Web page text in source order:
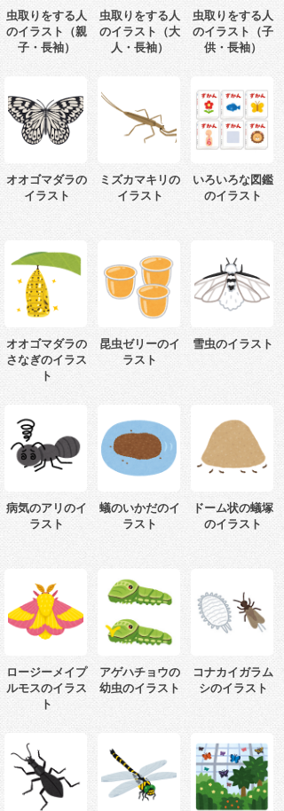
虫取りをする人
のイラスト（親
子・長袖）
虫取りをする人
のイラスト（大
人・長袖）
虫取りをする人
のイラスト（子
供・長袖）
オオゴマダラの
イラスト
ミズカマキリの
イラスト
いろいろな図鑑
のイラスト
オオゴマダラの
さなぎのイラス
ト
昆虫ゼリーのイ
ラスト
雪虫のイラスト
病気のアリのイ
ラスト
蟻のいかだのイ
ラスト
ドーム状の蟻塚
のイラスト
ロージーメイプ
ルモスのイラス
ト
アゲハチョウの
幼虫のイラスト
コナカイガラム
シのイラスト